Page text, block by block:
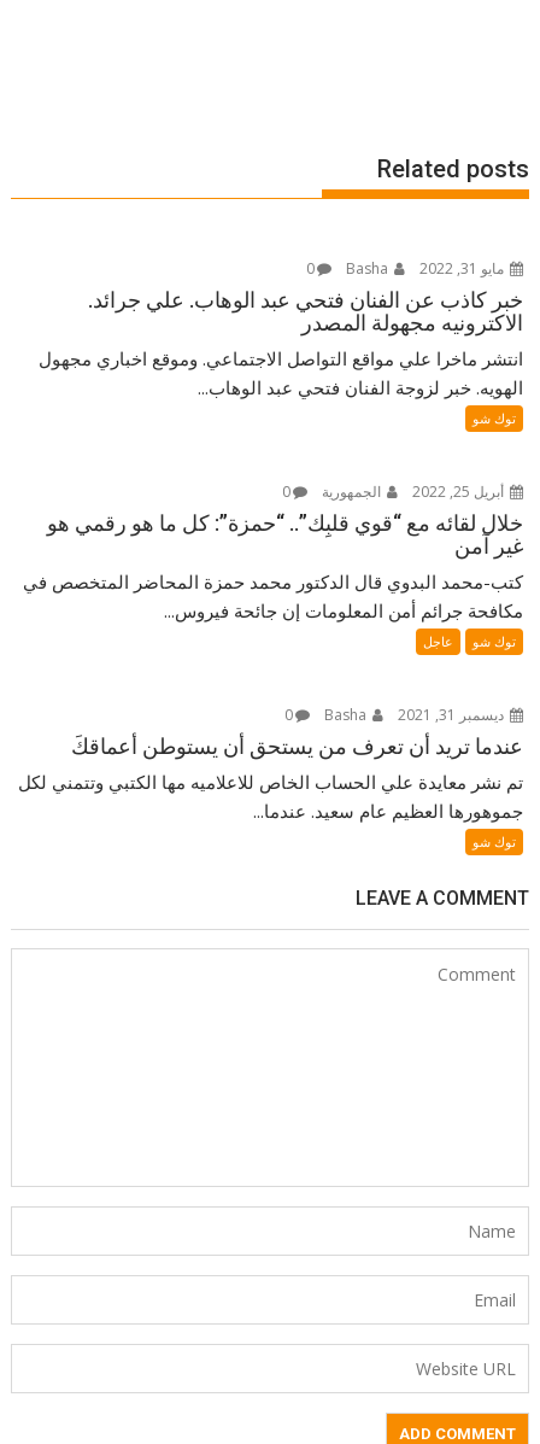
Related posts
مايو 31, 2022 0
خبر كاذب عن الفنان فتحي عبد الوهاب. علي جرائد.
الاكترونيه مجهولة المصدر
انتشر ماخرا علي مواقع التواصل الاجتماعي. وموقع اخباري مجهول
الهويه. خبر لزوجة الفنان فتحي عبد الوهاب...
توك شو
أبريل 25, 2022 الجمهورية 0
خلال لقائه مع “قوي قلبِك”.. “حمزة”: كل ما هو رقمي هو
غير آمن
كتب-محمد البدوي قال الدكتور محمد حمزة المحاضر المتخصص في
مكافحة جرائم أمن المعلومات إن جائحة فيروس...
توك شو عاجل
ديسمبر 31, 2021 0
عندما تريد أن تعرف من يستحق أن يستوطن أعماقكَ⁦⁩
‎تم نشر معايدة علي الحساب الخاص للاعلاميه مها الكتبي وتتمني لكل
جموهورها العظيم عام سعيد. عندما...
توك شو
LEAVE A COMMENT